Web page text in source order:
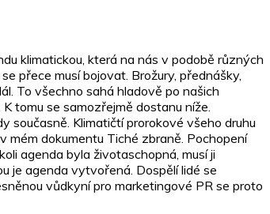
klimatickou, která na nás v podobě různých
přece musí bojovat. Brožury, přednášky,
To všechno sahá hladově po našich
tomu se samozřejmě dostanu níže.
současně. Klimatičtí prorokové všeho druhu
mém dokumentu Tiché zbraně. Pochopení
agenda byla životaschopná, musí ji
je agenda vytvořená. Dospělí lidé se
vůdkyní pro marketingové PR se proto